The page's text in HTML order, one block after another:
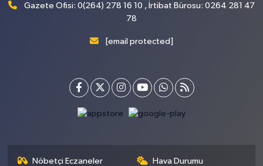
Gazete Ofisi: 0(264) 278 16 10 , İrtibat Bürosu: 0264 281 47
78
[email protected]
Nöbetçi Eczaneler Hava Durumu